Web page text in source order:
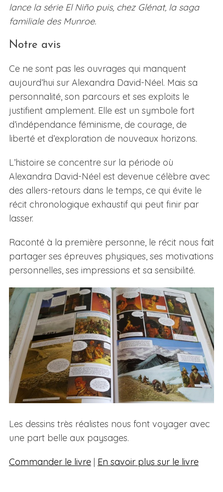
lance la série El Niño puis, chez Glénat, la saga
familiale des Munroe.
Notre avis
Ce ne sont pas les ouvrages qui manquent
aujourd’hui sur Alexandra David-Néel. Mais sa
personnalité, son parcours et ses exploits le
justifient amplement. Elle est un symbole fort
d’indépendance féminisme, de courage, de
liberté et d’exploration de nouveaux horizons.
L’histoire se concentre sur la période où
Alexandra David-Néel est devenue célèbre avec
des allers-retours dans le temps, ce qui évite le
récit chronologique exhaustif qui peut finir par
lasser.
Raconté à la première personne, le récit nous fait
partager ses épreuves physiques, ses motivations
personnelles, ses impressions et sa sensibilité.
Les dessins très réalistes nous font voyager avec
une part belle aux paysages.
Commander le livre| En savoir plus sur le livre
: